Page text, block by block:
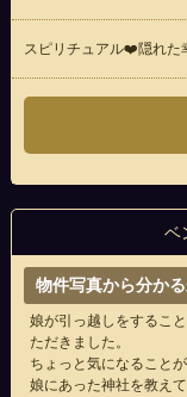
スピリチュアル❤️隠れた
ベ
物件写真から分か
娘が引っ越しをするこ
ただきました。
ちょっと気になること
娘にあった神社を教えて